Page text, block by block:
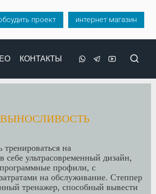
проект интернет магазин
КОНТАКТЫ
на
ультрасовременный дизайн,
профили, с
на обслуживание. Степпер
тренажер, способный вывести